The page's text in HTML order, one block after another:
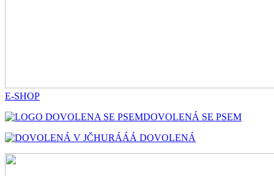
E-SHOP
DOVOLENÁ SE PSEM
HURÁÁÁ DOVOLENÁ